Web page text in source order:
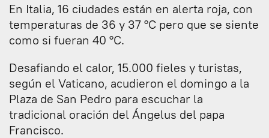
En Italia, 16 ciudades están en alerta roja, con
temperaturas de 36 y 37 °C pero que se siente
como si fueran 40 °C.
Desafiando el calor, 15.000 fieles y turistas,
según el Vaticano, acudieron el domingo a la
Plaza de San Pedro para escuchar la
tradicional oración del Ángelus del papa
Francisco.